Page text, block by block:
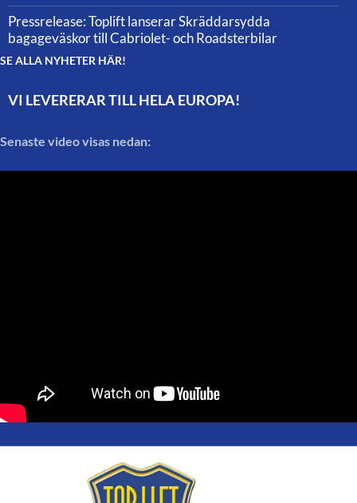
Pressrelease: Toplift lanserar Skräddarsydda
bagageväskor till Cabriolet- och Roadsterbilar
SE ALLA NYHETER HÄR!
VI LEVERERAR TILL HELA EUROPA!
Senaste video visas nedan: